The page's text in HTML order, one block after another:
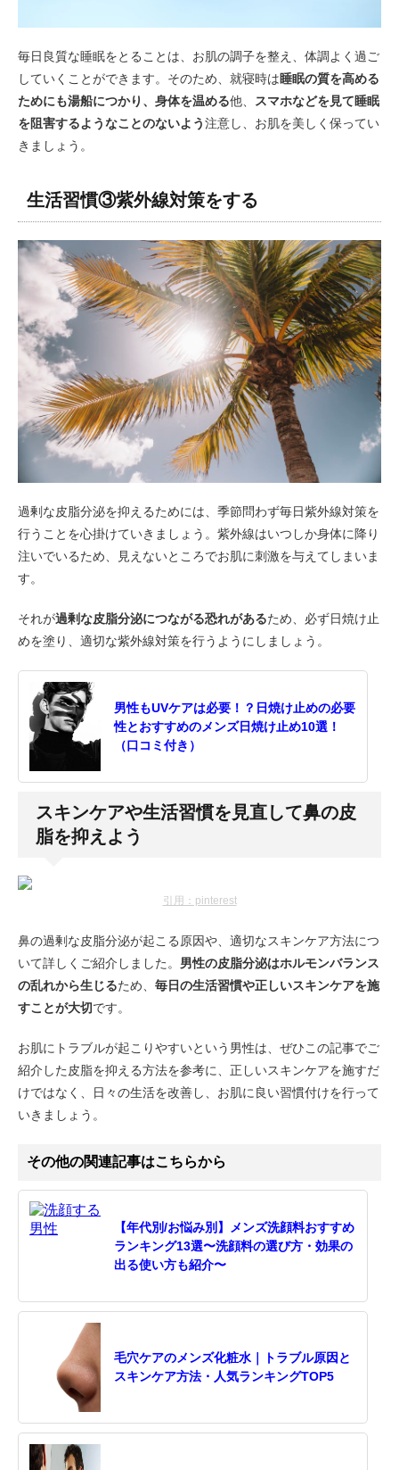
毎日良質な睡眠をとることは、お肌の調子を整え、体調よく過ご
していくことができます。そのため、就寝時は睡眠の質を高める
ためにも湯船につかり、身体を温める他、 スマホなどを見て睡眠
を阻害するようなことのないよう注意し、お肌を美しく保ってい
きましょう。
生活習慣③紫外線対策をする
過剰な皮脂分泌を抑えるためには、季節問わず毎日紫外線対策を
行うことを心掛けていきましょう。紫外線はいつしか身体に降り
注いでいるため、見えないところでお肌に刺激を与えてしまいま
す。
それが過剰な皮脂分泌につながる恐れがあるため、必ず日焼け止
めを塗り、適切な紫外線対策を行うようにしましょう。
男性もUVケアは必要！？日焼け止めの必要
性とおすすめのメンズ日焼け止め10選！
（口コミ付き）
スキンケアや生活習慣を見直して鼻の皮
脂を抑えよう
引用：pinterest
鼻の過剰な皮脂分泌が起こる原因や、適切なスキンケア方法につ
いて詳しくご紹介しました。 男性の皮脂分泌はホルモンバランス
の乱れから生じるため、 毎日の生活習慣や正しいスキンケアを施
すことが大切です。
お肌にトラブルが起こりやすいという男性は、ぜひこの記事でご
紹介した皮脂を抑える方法を参考に、正しいスキンケアを施すだ
けではなく、日々の生活を改善し、お肌に良い習慣付けを行って
いきましょう。
その他の関連記事はこちらから
【年代別/お悩み別】メンズ洗顔料おすすめ
ランキング13選〜洗顔料の選び方・効果の
出る使い方も紹介〜
毛穴ケアのメンズ化粧水｜トラブル原因と
スキンケア方法・人気ランキングTOP5